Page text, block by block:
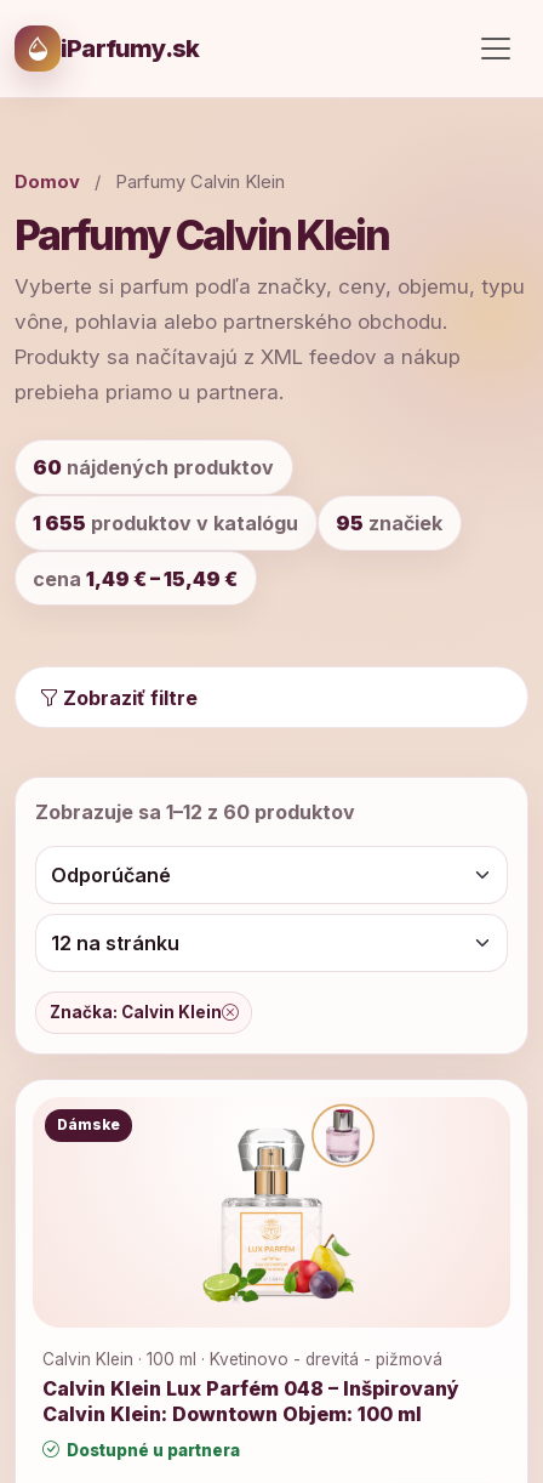
iParfumy.sk
Domov / Parfumy Calvin Klein
Parfumy Calvin Klein
Vyberte si parfum podľa značky, ceny, objemu, typu
vône, pohlavia alebo partnerského obchodu.
Produkty sa načítavajú z XML feedov a nákup
prebieha priamo u partnera.
60 nájdených produktov
1 655 produktov v katalógu 95 značiek
cena1,49 € – 15,49 €
Zobraziť filtre
Zobrazuje sa 1–12 z 60 produktov
Značka: Calvin Klein
Dámske
Calvin Klein · 100 ml · Kvetinovo - drevitá - pižmová
Calvin Klein Lux Parfém 048 – Inšpirovaný
Calvin Klein: Downtown Objem: 100 ml
Dostupné u partnera